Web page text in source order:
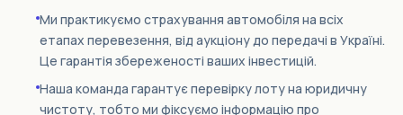
Ми практикуємо страхування автомобіля на всіх
етапах перевезення, від аукціону до передачі в Україні.
Це гарантія збереженості ваших інвестицій.
Наша команда гарантує перевірку лоту на юридичну
чистоту, тобто ми фіксуємо інформацію про